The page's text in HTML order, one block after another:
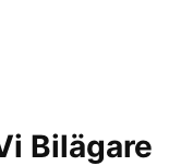
Bilägare